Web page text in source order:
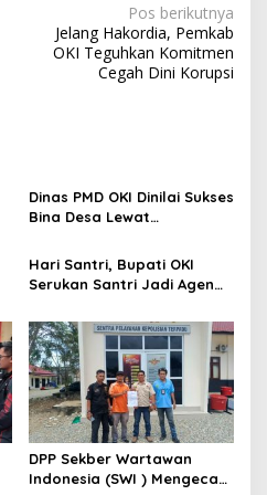
Pos berikutnya
Jelang Hakordia, Pemkab
OKI Teguhkan Komitmen
Cegah Dini Korupsi
Dinas PMD OKI Dinilai Sukses
Bina Desa Lewat
Terbuka
Hari Santri, Bupati OKI
Serukan Santri Jadi Agen
Berakhlak
DPP Sekber Wartawan
Indonesia (SWI ) Mengecam